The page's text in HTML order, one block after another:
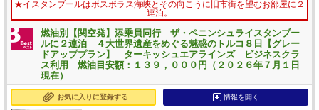
★イスタンブールはボスポラス海峡とその向こうに旧市街を望むお部屋に２
連泊。
燃油別【関空発】添乗員同行 ザ・ペニンシュライスタンブー
ルに２連泊 ４大世界遺産をめぐる魅惑のトルコ８日【グレー
ドアッププラン】 ターキッシュエアラインズ ビジネスクラ
ス利用 燃油目安額：１３９，０００円（２０２６年７月１日
現在）
お気に入りに登録する 情報を開く